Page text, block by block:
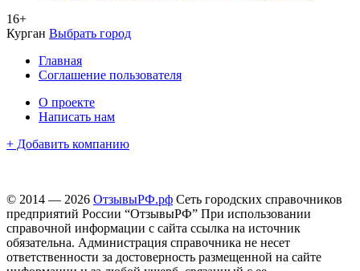
16+
Курган Выбрать город
Главная
Соглашение пользователя
О проекте
Написать нам
+ Добавить компанию
© 2014 — 2026 ОтзывыРФ.рф Сеть городских справочников
предприятий России “ОтзывыРФ” При использовании
справочной информации с сайта ссылка на источник
обязательна. Администрация справочника не несет
ответственности за достоверность размещенной на сайте